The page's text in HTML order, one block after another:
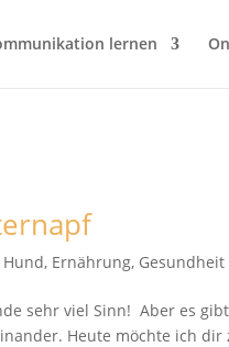
lernen
, Ernährung, Gesundheit
sehr viel Sinn! Aber es
Heute möchte ich